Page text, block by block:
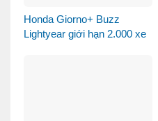
Honda Giorno+ Buzz
Lightyear giới hạn 2.000 xe